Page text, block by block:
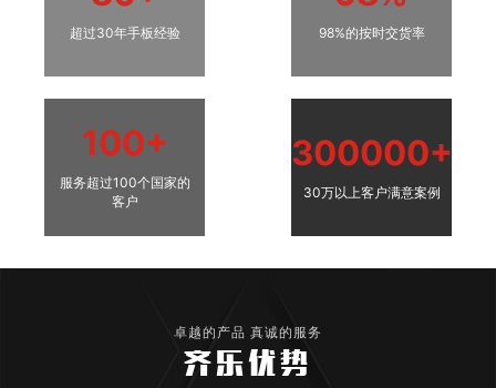
超过30年手板经验 98%的按时交货率
100+
服务超过100个国家的
客户
300000+
30万以上客户满意案例
卓越的产品 真诚的服务
齐乐优势